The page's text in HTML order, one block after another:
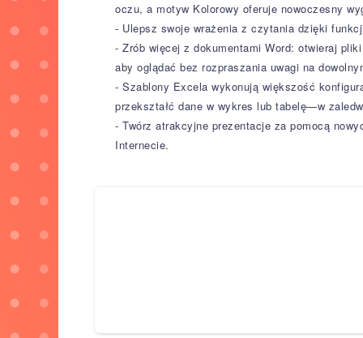
oczu, a motyw Kolorowy oferuje nowoczesny
- Ulepsz swoje wrażenia z czytania dzięki
- Zrób więcej z dokumentami Word: otwieraj
aby oglądać bez rozpraszania uwagi na
- Szablony Excela wykonują większość
przekształć dane w wykres lub tabelę—w
- Twórz atrakcyjne prezentacje za pomocą
Internecie.